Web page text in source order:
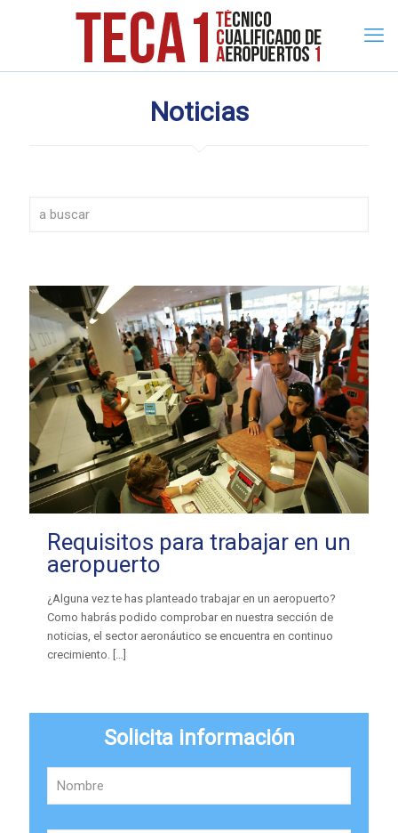
Noticias
Requisitos para trabajar en un
aeropuerto
¿Alguna vez te has planteado trabajar en un aeropuerto?
Como habrás podido comprobar en nuestra sección de
noticias, el sector aeronáutico se encuentra en continuo
crecimiento.
Solicita información